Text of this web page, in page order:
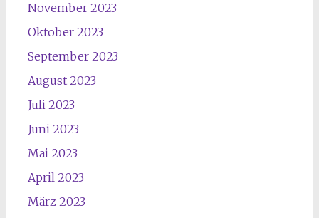
November 2023
Oktober 2023
September 2023
August 2023
Juli 2023
Juni 2023
Mai 2023
April 2023
März 2023